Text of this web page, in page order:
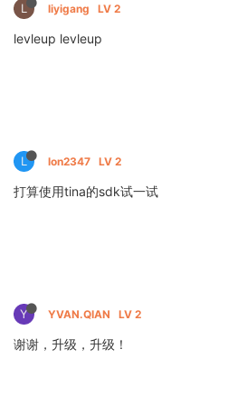
L liyigang LV 2
levleup levleup
L lon2347 LV 2
打算使用tina的sdk试一试
Y YVAN.QIAN LV 2
谢谢，升级，升级！